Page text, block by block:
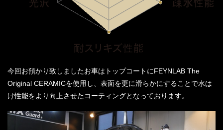
今回お預かり致しましたお車はトップコートにFEYNLAB The
Original CERAMICを使用し、表面を更に滑らかにすることで水は
け性能をより向上させたコーティングとなっております。